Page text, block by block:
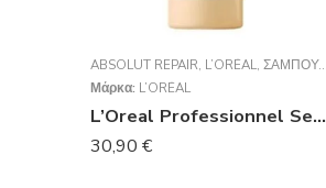
ABSOLUT REPAIR, L’ORÉAL, ΣΑΜΠΟΥΆΝ
Μάρκα: L’ORÉAL
L’Oreal Professionnel Serie Expert Absolut Repair Shampoo Για Ταλαιπωρημένα Μαλλιά 1500ml
30,90 €